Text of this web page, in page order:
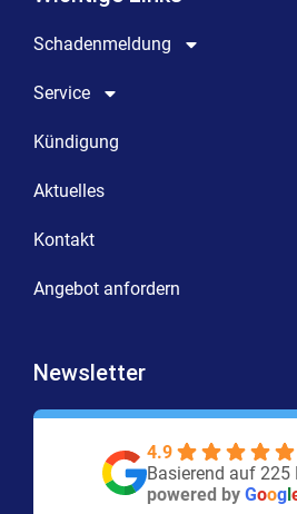
Schadenmeldung
Service
Kündigung
Aktuelles
Kontakt
Angebot anfordern
Newsletter
4.9
Basierend auf 225
powered by Googl